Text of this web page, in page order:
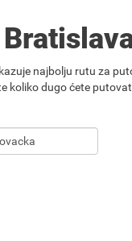
najbolju rutu za
koliko dugo ćete